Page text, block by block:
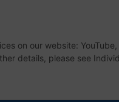
Withdraw from contract
on our website:
details, please see